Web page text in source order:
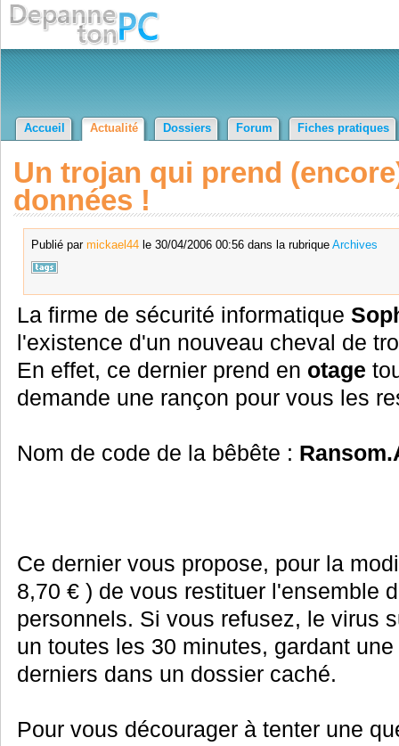
Accueil Actualité Dossiers Forum Fiches pratiques
Un trojan qui prend
données !
Publié par mickael44le 30/04/2006 00:56 dans la rubrique Archives
La firme de sécurité informatique
l'existence d'un nouveau cheval de
En effet, ce dernier prend en otage
demande une rançon pour vous les
Nom de code de la bêbête :
Ce dernier vous propose, pour la
8,70 € ) de vous restituer l'ensemble
personnels. Si vous refusez, le virus
un toutes les 30 minutes, gardant
derniers dans un dossier caché.
Pour vous décourager à tenter une